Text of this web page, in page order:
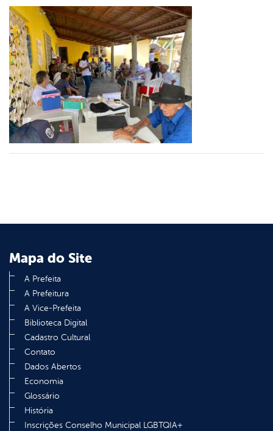
Mapa do Site
A Prefeita
A Prefeitura
A Vice-Prefeita
Biblioteca Digital
Cadastro Cultural
Contato
Dados Abertos
Economia
Glossário
História
Inscrições Conselho Municipal LGBTQIA+